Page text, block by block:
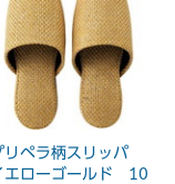
リペラ柄スリッパ
エローゴールド 10